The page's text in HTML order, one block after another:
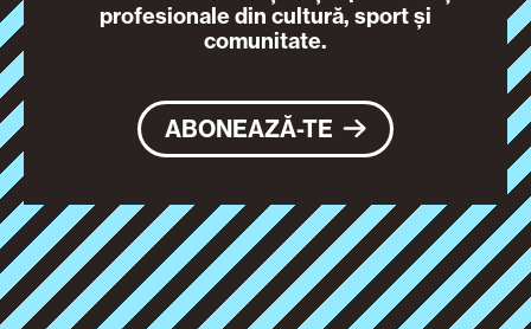
profesionale din cultură, sport și
comunitate.
ABONEAZĂ-TE